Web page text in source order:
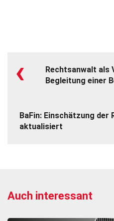
‹
Rechtsanwalt als
Begleitung einer
BaFin: Einschätzung der
aktualisiert
Auch interessant